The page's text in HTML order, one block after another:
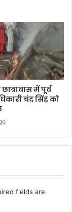
में पूर्व
चंद्र सिंह को
fields are